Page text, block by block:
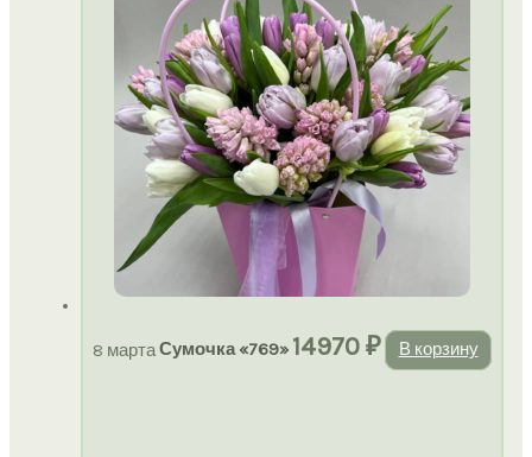
8 мартаСумочка «769» 14970₽ В корзину